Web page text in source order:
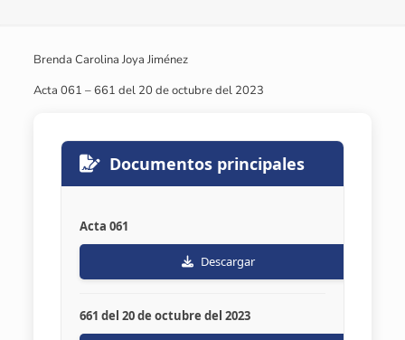
Brenda Carolina Joya Jiménez
Acta 061 – 661 del 20 de octubre del 2023
Documentos principales
Acta 061
Descargar
661 del 20 de octubre del 2023